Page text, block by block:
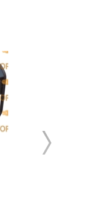
Бензиновая